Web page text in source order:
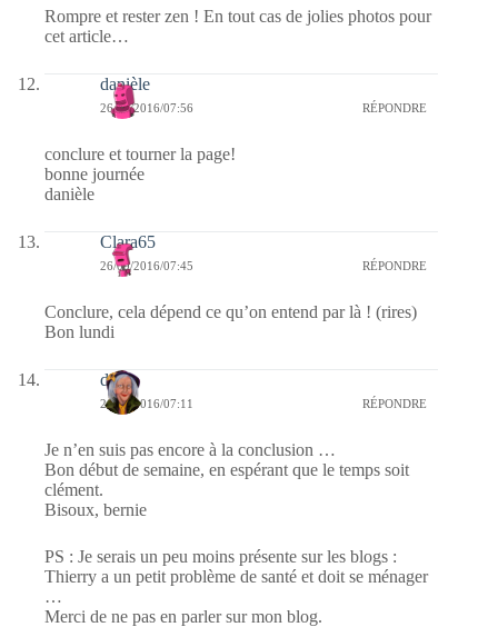
Rompre et rester zen ! En tout cas de jolies photos pour
cet article…
danièle
26/09/2016/07:56 RÉPONDRE
conclure et tourner la page!
bonne journée
danièle
Clara65
26/09/2016/07:45 RÉPONDRE
Conclure, cela dépend ce qu’on entend par là ! (rires)
Bon lundi
dom
26/09/2016/07:11 RÉPONDRE
Je n’en suis pas encore à la conclusion …
Bon début de semaine, en espérant que le temps soit
clément.
Bisoux, bernie
PS : Je serais un peu moins présente sur les blogs :
Thierry a un petit problème de santé et doit se ménager
…
Merci de ne pas en parler sur mon blog.